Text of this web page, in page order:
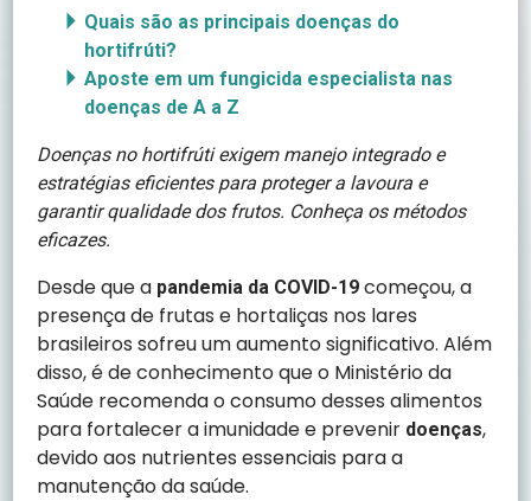
Quais são as principais doenças do
hortifrúti?
Aposte em um fungicida especialista nas
doenças de A a Z
Doenças no hortifrúti exigem manejo integrado e
estratégias eficientes para proteger a lavoura e
garantir qualidade dos frutos. Conheça os métodos
eficazes.
Desde que a pandemia da COVID-19começou, a
presença de frutas e hortaliças nos lares
brasileiros sofreu um aumento significativo. Além
disso, é de conhecimento que o Ministério da
Saúde recomenda o consumo desses alimentos
para fortalecer a imunidade e prevenir doenças,
devido aos nutrientes essenciais para a
manutenção da saúde.